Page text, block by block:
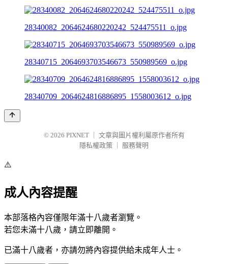
28340082_2064624680220242_524475511_o.jpg
28340715_2064693703546673_550989569_o.jpg
28340709_2064624816886895_1558003612_o.jpg
© 2026 PIXNET
文章與圖片權利屬原作者所有
隱私權政策
服務聲明
⚠️
成人內容提醒
本部落格內容僅限年滿十八歲者瀏覽。
若您未滿十八歲，請立即離開。
已滿十八歲者，亦請勿將內容提供給未成年人士。